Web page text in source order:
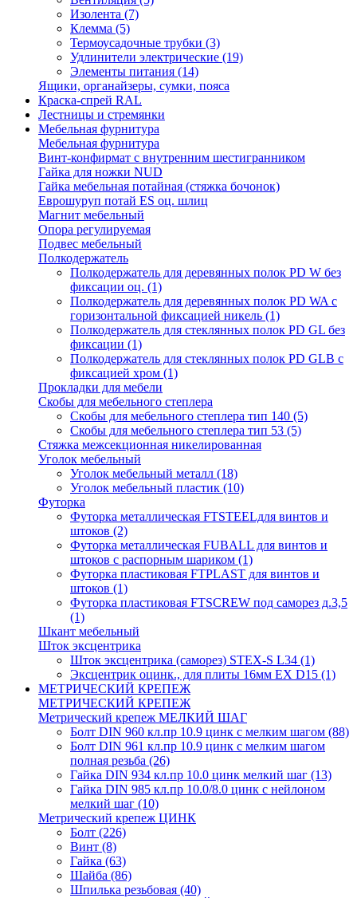
Изолента (7)
Клемма (5)
Термоусадочные трубки (3)
Удлинители электрические (19)
Элементы питания (14)
Ящики, органайзеры, сумки, пояса
Краска-спрей RAL
Лестницы и стремянки
Мебельная фурнитура
Мебельная фурнитура
Винт-конфирмат с внутренним шестигранником
Гайка для ножки NUD
Гайка мебельная потайная (стяжка бочонок)
Еврошуруп потай ES оц. шлиц
Магнит мебельный
Опора регулируемая
Подвес мебельный
Полкодержатель
Полкодержатель для деревянных полок PD W без
фиксации оц. (1)
Полкодержатель для деревянных полок PD WA с
горизонтальной фиксацией никель (1)
Полкодержатель для стеклянных полок PD GL без
фиксации (1)
Полкодержатель для стеклянных полок PD GLВ с
фиксацией хром (1)
Прокладки для мебели
Скобы для мебельного степлера
Скобы для мебельного степлера тип 140 (5)
Скобы для мебельного степлера тип 53 (5)
Стяжка межсекционная никелированная
Уголок мебельный
Уголок мебельный металл (18)
Уголок мебельный пластик (10)
Футорка
Футорка металлическая FTSTEELдля винтов и
штоков (2)
Футорка металлическая FUBALL для винтов и
штоков с распорным шариком (1)
Футорка пластиковая FTPLAST для винтов и
штоков (1)
Футорка пластиковая FTSCREW под саморез д.3,5
(1)
Шкант мебельный
Шток эксцентрика
Шток эксцентрика (саморез) STEX-S L34 (1)
Эксцентрик оцинк., для плиты 16мм EX D15 (1)
МЕТРИЧЕСКИЙ КРЕПЕЖ
МЕТРИЧЕСКИЙ КРЕПЕЖ
Метрический крепеж МЕЛКИЙ ШАГ
Болт DIN 960 кл.пр 10.9 цинк с мелким шагом (88)
Болт DIN 961 кл.пр 10.9 цинк с мелким шагом
полная резьба (26)
Гайка DIN 934 кл.пр 10.0 цинк мелкий шаг (13)
Гайка DIN 985 кл.пр 10.0/8.0 цинк с нейлоном
мелкий шаг (10)
Метрический крепеж ЦИНК
Болт (226)
Винт (8)
Гайка (63)
Шайба (86)
Шпилька резьбовая (40)